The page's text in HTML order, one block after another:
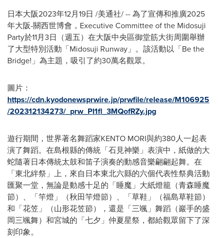
日本大阪2023年12月19日 /美通社/ -- 為了宣傳和推廣2025
年大阪-關西世博會，Executive Committee of the Midosuji
Party於11月3日（週五）在大阪中央區御堂筋大街周圍舉辦
了大型特別活動「Midosuji Runway」。該活動以「Be the
Bridge!」為主題，吸引了約30萬名觀眾。
圖片：
https://cdn.kyodonewsprwire.jp/prwfile/release/M106925
/202312134273/_prw_PI1fl_3MQofRZy.jpg
遊行期間，世界著名舞蹈家KENTO MORI與約380人一起表
演了舞蹈。在島根縣的傳統「石見神樂」表演中，紙做的大
蛇隨著日本傳統太鼓和笛子演奏的動感音樂翩翩起舞。在
「東北絆祭」上，來自日本東北六縣的六個代表性祭典活動
匯聚一堂，無論是動感十足的「睡魔」大紙燈籠（青森睡魔
節）、「竿燈」（秋田竿燈節）、「草鞋」（福島草鞋節）
和「花笠」（山形花笠節），還是「三颯」舞蹈（巖手的盛
岡三颯舞）和宮城的「七夕」仲夏星祭，都給觀眾留下了深
刻印象。